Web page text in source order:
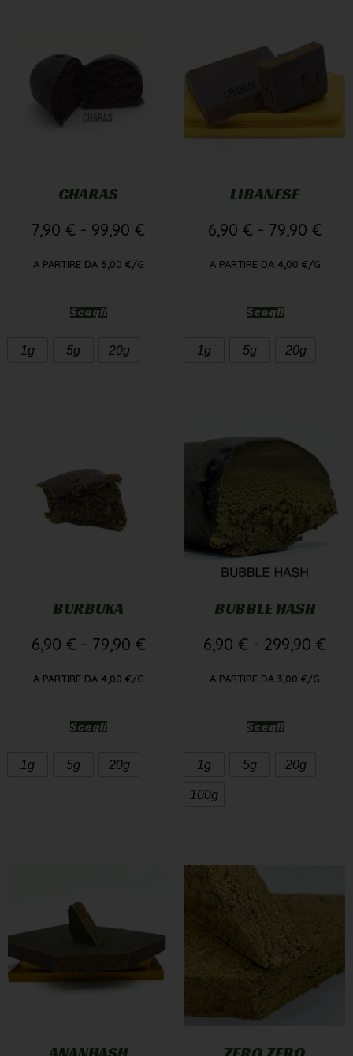
CHARAS
7,90 € - 99,90 €
A PARTIRE DA 5,00 €/G
Scegli
1g 5g 20g
LIBANESE
6,90 € - 79,90 €
A PARTIRE DA 4,00 €/G
Scegli
1g 5g 20g
BURBUKA
6,90 € - 79,90 €
A PARTIRE DA 4,00 €/G
Scegli
1g 5g 20g
BUBBLE HASH
6,90 € - 299,90 €
A PARTIRE DA 3,00 €/G
Scegli
1g 5g 20g
100g